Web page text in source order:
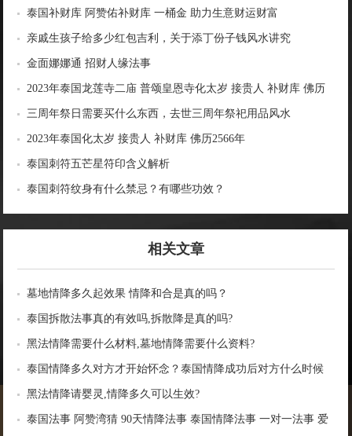
泰国补财库 阿赞佑补财库 一桶金 助力生意财运财富
亲戚生孩子给多少红包吉利，关于添丁份子钱风水讲究
金面娜娜通 招财人缘法事
2023年泰国龙莲寺二庙 普颂皇恩寺化太岁 接贵人 补财库 佛历
2566年
三周年祭日需要买什么东西，去世三周年祭祀用品风水
2023年泰国化太岁 接贵人 补财库 佛历2566年
泰国刺符五芒星符印含义解析
泰国刺符纹身有什么禁忌？有哪些功效？
相关文章
墓地情降多久起效果 情降和合是真的吗？
泰国拆散法事真的有效吗,拆散降是真的吗?
黑法情降需要什么材料,墓地情降需要什么资料?
泰国情降多久对方才开始怀念？泰国情降成功后对方什么时候
找你？
黑法情降请婴灵,情降多久可以生效?
泰国法事 阿赞湾猜 90天情降法事 泰国情降法事 一对一法事 爱